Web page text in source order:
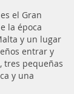
el Gran
la época
y un lugar
entrar y
tres pequeñas
y una